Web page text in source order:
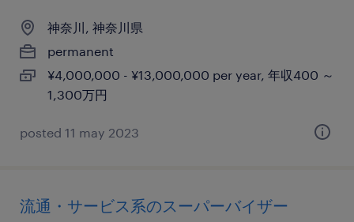
神奈川, 神奈川県
permanent
¥4,000,000 - ¥13,000,000 per year, 年収400 ～
1,300万円
posted 11 may 2023
流通・サービス系のスーパーバイザー